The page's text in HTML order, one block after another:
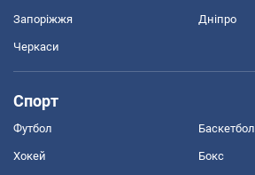
Запоріжжя Дніпро
Черкаси
Спорт
Футбол Баскетбол
Хокей Бокс